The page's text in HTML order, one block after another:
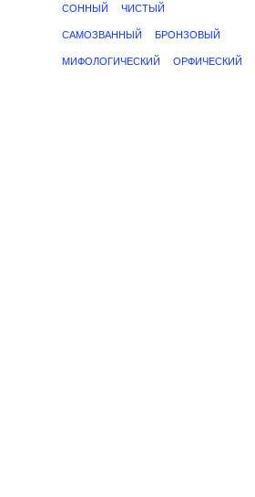
СОННЫЙ ЧИСТЫЙ
САМОЗВАННЫЙ БРОНЗОВЫЙ
МИФОЛОГИЧЕСКИЙ ОРФИЧЕСКИЙ